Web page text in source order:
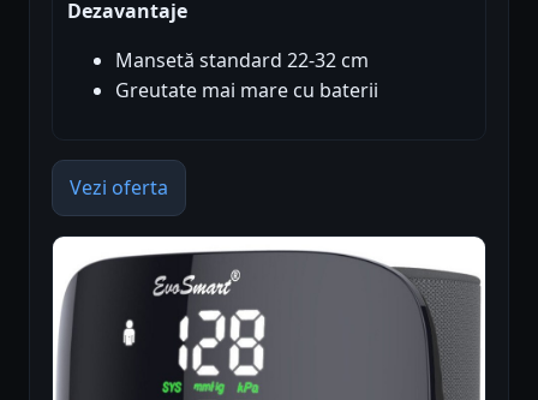
Dezavantaje
Mansetă standard 22-32 cm
Greutate mai mare cu baterii
Vezi oferta